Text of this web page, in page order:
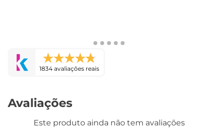
1834 avaliações reais
Avaliações
Este produto ainda não tem avaliações